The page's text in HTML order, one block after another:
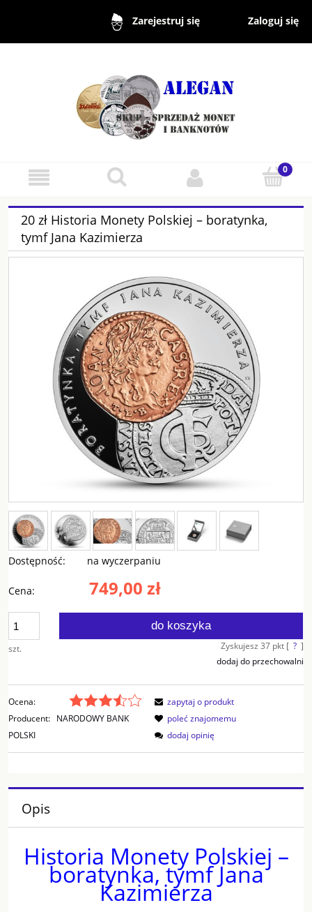
Zarejestruj się Zaloguj się
20 zł Historia Monety Polskiej – boratynka,
tymf Jana Kazimierza
Dostępność: na wyczerpaniu
Cena: 749,00 zł
szt.
do koszyka
Zyskujesz 37pkt [ ? ]
dodaj do przechowalni
Ocena:
Producent: NARODOWY BANK
POLSKI
zapytaj o produkt
poleć znajomemu
dodaj opinię
Opis
Historia Monety Polskiej –
boratynka, tymf Jana
Kazimierza